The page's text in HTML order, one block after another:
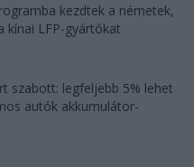
kezdtek a németek,
kínai LFP-gyártókat
szabott: legfeljebb 5% lehet
autók akkumulátor-